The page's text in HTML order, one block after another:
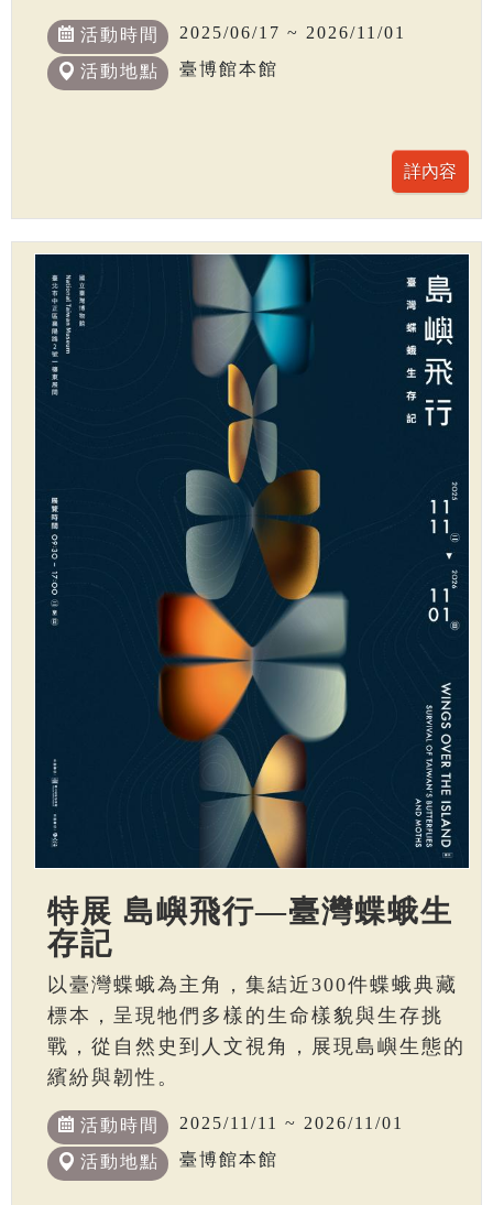
活動時間 2025/06/17 ~ 2026/11/01
活動地點 臺博館本館
特展 島嶼飛行—臺灣蝶蛾生
存記
以臺灣蝶蛾為主角，集結近300件蝶蛾典藏
標本，呈現牠們多樣的生命樣貌與生存挑
戰，從自然史到人文視角，展現島嶼生態的
繽紛與韌性。
活動時間 2025/11/11 ~ 2026/11/01
活動地點 臺博館本館